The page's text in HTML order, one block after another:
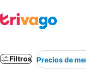
Filtros Precios de